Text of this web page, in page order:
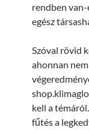
rendben van-
egész
Szóval rövid
ahonnan
kell a
fűtés a